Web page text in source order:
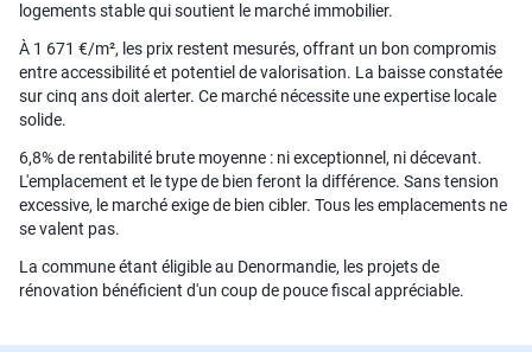
logements stable qui soutient le marché immobilier.
À 1 671 €/m², les prix restent mesurés, offrant un bon compromis
entre accessibilité et potentiel de valorisation. La baisse constatée
sur cinq ans doit alerter. Ce marché nécessite une expertise locale
solide.
6,8% de rentabilité brute moyenne : ni exceptionnel, ni décevant.
L'emplacement et le type de bien feront la différence. Sans tension
excessive, le marché exige de bien cibler. Tous les emplacements ne
se valent pas.
La commune étant éligible au Denormandie, les projets de
rénovation bénéficient d'un coup de pouce fiscal appréciable.